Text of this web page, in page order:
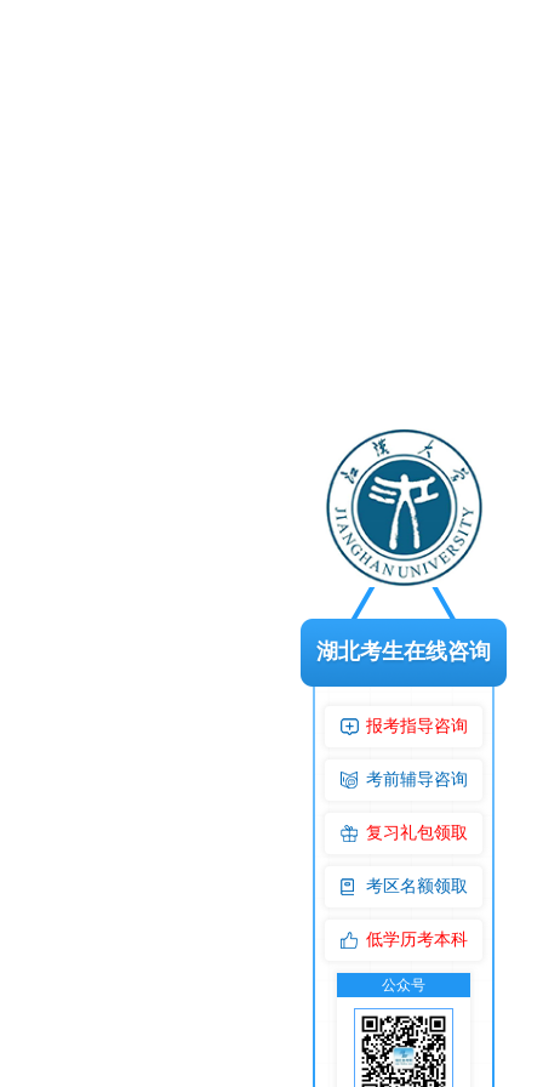
湖北考生在线咨询
报考指导咨询
考前辅导咨询
复习礼包领取
考区名额领取
低学历考本科
公众号